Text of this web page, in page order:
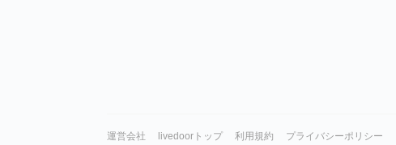
運営会社 livedoorトップ 利用規約 プライバシーポリシー